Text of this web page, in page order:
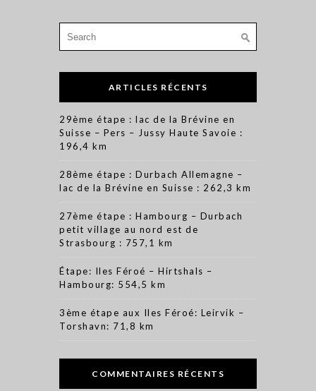
for:
ARTICLES RÉCENTS
29ème étape : lac de la Brévine en
Suisse – Pers – Jussy Haute Savoie :
196,4 km
28ème étape : Durbach Allemagne –
lac de la Brévine en Suisse : 262,3 km
27ème étape : Hambourg – Durbach
petit village au nord est de
Strasbourg : 757,1 km
Étape: Iles Féroé – Hirtshals –
Hambourg: 554,5 km
3ème étape aux Iles Féroé: Leirvik –
Torshavn: 71,8 km
COMMENTAIRES RÉCENTS